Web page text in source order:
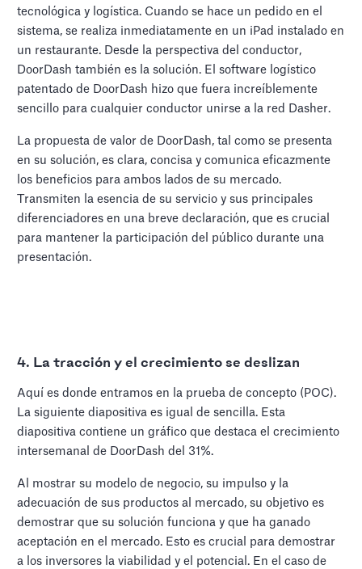
tecnológica y logística. Cuando se hace un pedido en el
sistema, se realiza inmediatamente en un iPad instalado en
un restaurante. Desde la perspectiva del conductor,
DoorDash también es la solución. El software logístico
patentado de DoorDash hizo que fuera increíblemente
sencillo para cualquier conductor unirse a la red Dasher.
La propuesta de valor de DoorDash, tal como se presenta
en su solución, es clara, concisa y comunica eficazmente
los beneficios para ambos lados de su mercado.
Transmiten la esencia de su servicio y sus principales
diferenciadores en una breve declaración, que es crucial
para mantener la participación del público durante una
presentación.
4. La tracción y el crecimiento se deslizan
Aquí es donde entramos en la prueba de concepto (POC).
La siguiente diapositiva es igual de sencilla. Esta
diapositiva contiene un gráfico que destaca el crecimiento
intersemanal de DoorDash del 31%.
Al mostrar su modelo de negocio, su impulso y la
adecuación de sus productos al mercado, su objetivo es
demostrar que su solución funciona y que ha ganado
aceptación en el mercado. Esto es crucial para demostrar
a los inversores la viabilidad y el potencial. En el caso de